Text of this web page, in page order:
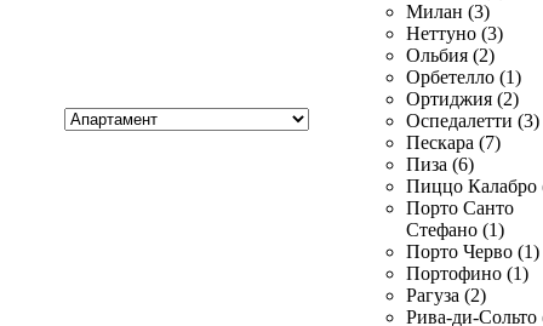
Милан (3)
Неттуно (3)
Ольбия (2)
Орбетелло (1)
Ортиджия (2)
Оспедалетти (3)
Пескара (7)
Пиза (6)
Пиццо Калабро
Порто Санто
Стефано (1)
Порто Черво (1)
Портофино (1)
Рагуза (2)
Рива-ди-Сольто